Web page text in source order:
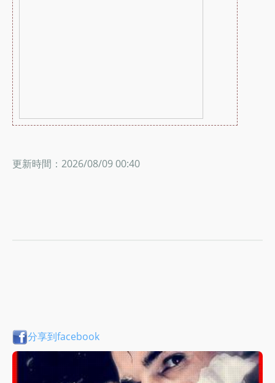
更新時間：2026/08/09 00:40
分享到facebook